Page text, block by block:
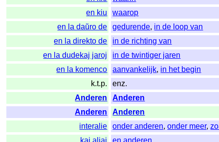
en kiu
waarop
en la daŭro de
gedurende, in de loop van
en la direkto de
in de richting van
en la dudekaj jaroj
in de twintiger jaren
en la komenco
aanvankelijk, in het begin
k.t.p.
enz.
Anderen
Anderen
Anderen
Anderen
interalie
onder anderen,onder meer,